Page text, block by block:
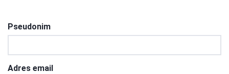
Pseudonim
Adres email